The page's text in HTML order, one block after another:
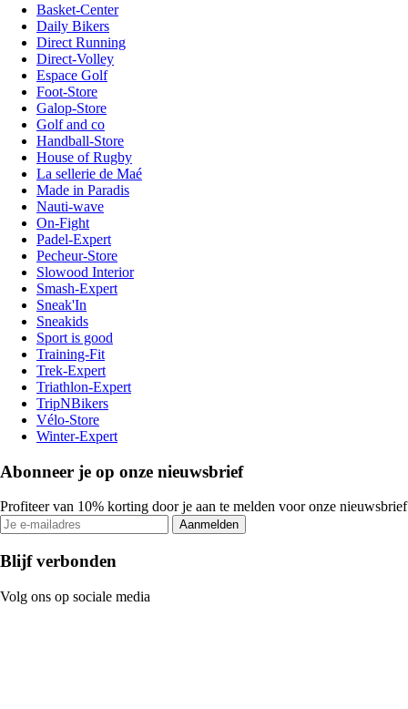
Basket-Center
Daily Bikers
Direct Running
Direct-Volley
Espace Golf
Foot-Store
Galop-Store
Golf and co
Handball-Store
House of Rugby
La sellerie de Maé
Made in Paradis
Nauti-wave
On-Fight
Padel-Expert
Pecheur-Store
Slowood Interior
Smash-Expert
Sneak'In
Sneakids
Sport is good
Training-Fit
Trek-Expert
Triathlon-Expert
TripNBikers
Vélo-Store
Winter-Expert
Abonneer je op onze nieuwsbrief
Profiteer van 10% korting door je aan te melden voor onze nieuwsbrief
Aanmelden
Blijf verbonden
Volg ons op sociale media